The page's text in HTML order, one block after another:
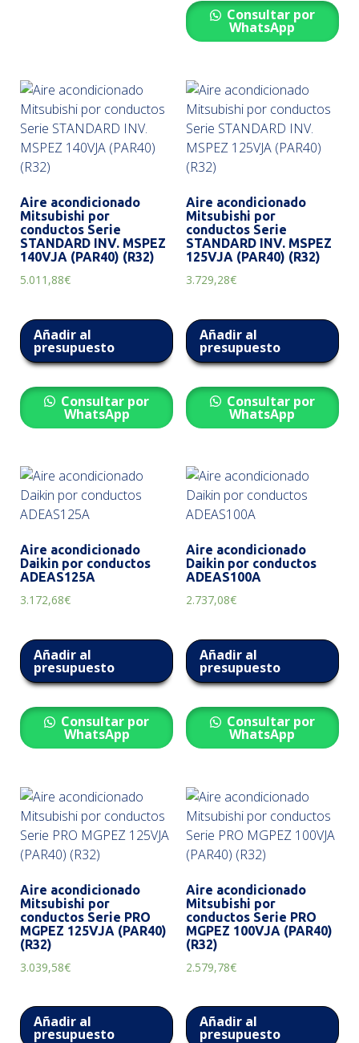
Consultar por
WhatsApp
Aire acondicionado
Mitsubishi por
conductos Serie
STANDARD INV. MSPEZ
140VJA (PAR40) (R32)
5.011,88€
Añadir al
presupuesto
Consultar por
WhatsApp
Aire acondicionado
Mitsubishi por
conductos Serie
STANDARD INV. MSPEZ
125VJA (PAR40) (R32)
3.729,28€
Añadir al
presupuesto
Consultar por
WhatsApp
Aire acondicionado
Daikin por conductos
ADEAS125A
3.172,68€
Añadir al
presupuesto
Consultar por
WhatsApp
Aire acondicionado
Daikin por conductos
ADEAS100A
2.737,08€
Añadir al
presupuesto
Consultar por
WhatsApp
Aire acondicionado
Mitsubishi por
conductos Serie PRO
MGPEZ 125VJA (PAR40)
(R32)
3.039,58€
Añadir al
presupuesto
Aire acondicionado
Mitsubishi por
conductos Serie PRO
MGPEZ 100VJA (PAR40)
(R32)
2.579,78€
Añadir al
presupuesto